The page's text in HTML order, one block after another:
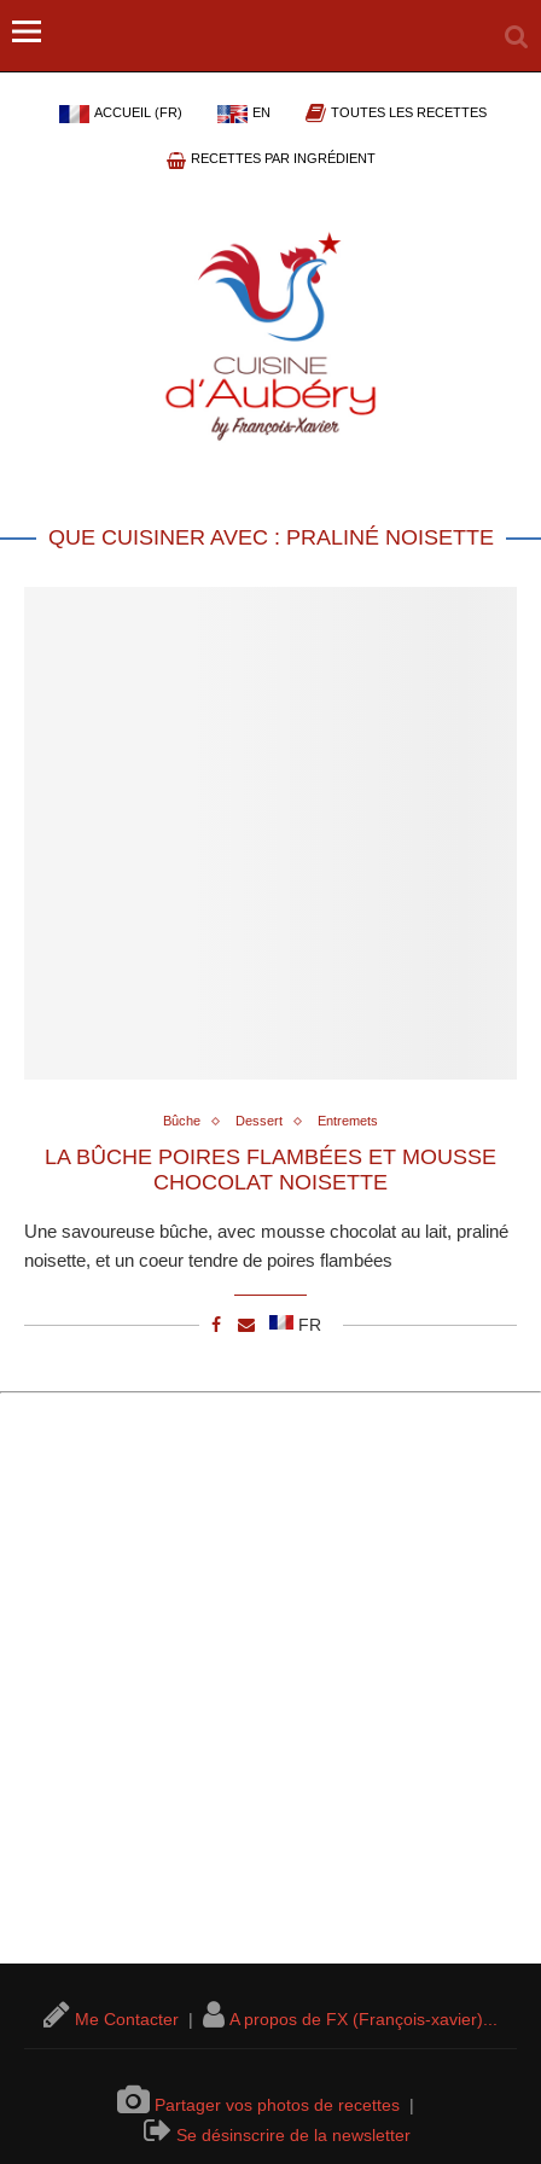
ACCUEIL (FR) EN TOUTES LES RECETTES
RECETTES PAR INGRÉDIENT
QUE CUISINER AVEC : PRALINÉ NOISETTE
Bûche Dessert Entremets
LA BÛCHE POIRES FLAMBÉES ET MOUSSE
CHOCOLAT NOISETTE
Une savoureuse bûche, avec mousse chocolat au lait, praliné
noisette, et un coeur tendre de poires flambées
FR
Me Contacter | A propos de FX (François-xavier)...
Partager vos photos de recettes |
Se désinscrire de la newsletter